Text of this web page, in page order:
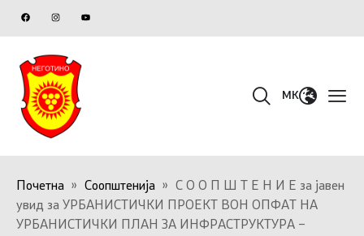
MK
Почетна » Соопштенија »
С О О П Ш Т Е Н И Е за јавен
увид за УРБАНИСТИЧКИ ПРОЕКТ ВОН ОПФАТ НА
УРБАНИСТИЧКИ ПЛАН ЗА ИНФРАСТРУКТУРА –